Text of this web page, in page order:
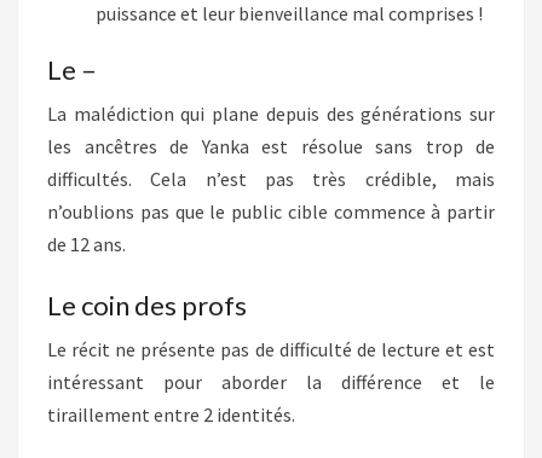
puissance et leur bienveillance mal comprises !
Le –
La malédiction qui plane depuis des générations sur
les ancêtres de Yanka est résolue sans trop de
difficultés. Cela n’est pas très crédible, mais
n’oublions pas que le public cible commence à partir
de 12 ans.
Le coin des profs
Le récit ne présente pas de difficulté de lecture et est
intéressant pour aborder la différence et le
tiraillement entre 2 identités.